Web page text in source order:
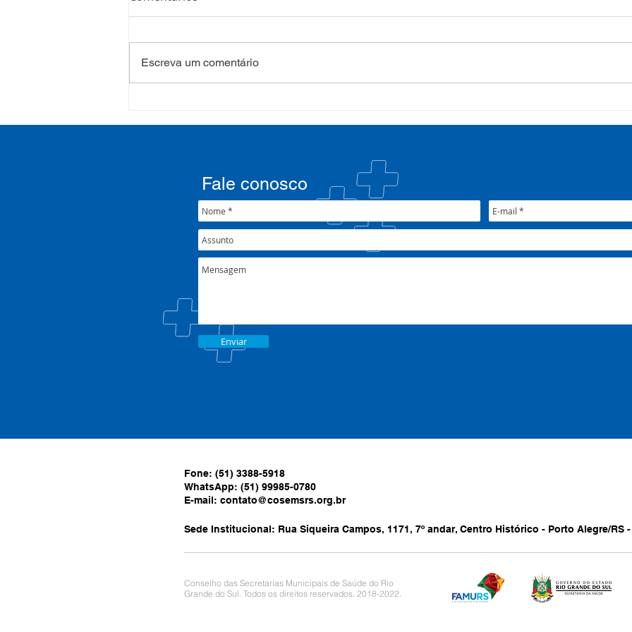
formação sobre saúde
crise climática
SETEC, realiza Assembleia e
CIB/RS
Escreva um comentário
Enviar
Fale conosco
Fone: (51) 3388-5918
WhatsApp: (51) 99985-0780
E-mail: contato@cosemsrs.org.br
Sede Institucional: Rua Siqueira Campos, 1171, 7º andar, Centro Histórico - Porto Alegre/RS -
Conselho das Secretarias Municipais de Saúde do Rio
Grande do Sul. Todos os direitos reservados. 2018-2022.